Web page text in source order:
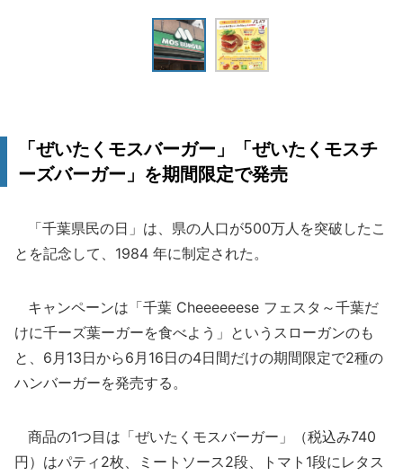
「ぜいたくモスバーガー」「ぜいたくモスチ
ーズバーガー」を期間限定で発売
「千葉県民の日」は、県の人口が500万人を突破したこ
とを記念して、1984 年に制定された。
キャンペーンは「千葉 Cheeeeeese フェスタ～千葉だ
けに千ーズ葉ーガーを食べよう」というスローガンのも
と、6月13日から6月16日の4日間だけの期間限定で2種の
ハンバーガーを発売する。
商品の1つ目は「ぜいたくモスバーガー」（税込み740
円）はパティ2枚、ミートソース2段、トマト1段にレタス